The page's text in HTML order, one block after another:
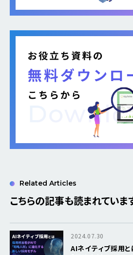
Related Articles
こちらの記事も読まれていま
2024.07.30
AIネイティブ採用